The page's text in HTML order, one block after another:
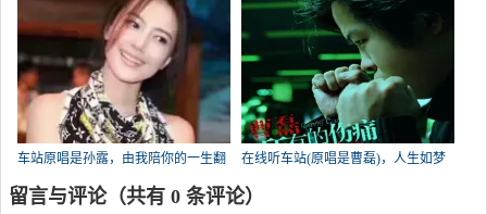
车站原唱是孙露，由我陪你的一生翻
唱(播放:213)
在线听车站(原唱是曹磊)，人生如梦
演唱点播:198次
留言与评论（共有 0 条评论）